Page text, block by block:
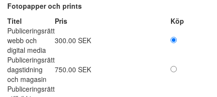
Fotopapper och prints
Titel
Pris
Köp
Publiceringsrätt
webb och
digital media
300.00 SEK
Publiceringsrätt
dagstidning
och magasin
750.00 SEK
Publiceringsrätt